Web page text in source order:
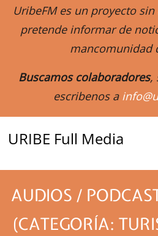
UribeFM es un proyecto
pretende informar de
mancomunidad
Buscamos colaboradores,
escribenos a
URIBE Full Media
AUDIOS /
(CATEGORÍA: